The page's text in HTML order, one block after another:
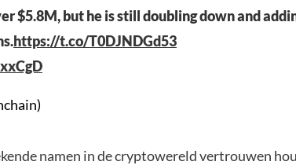
$5.8M, but he is still doubling down and
https://t.co/T0DJNDGd53
namen in de cryptowereld vertrouwen